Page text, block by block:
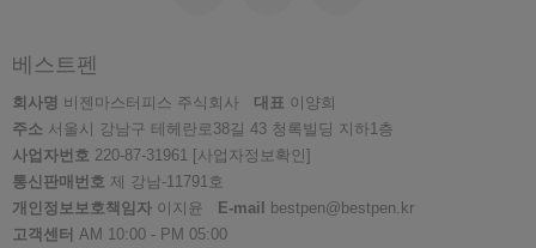
베스트펜
회사명 비젠마스터피스 주식회사 대표 이양희
주소 서울시 강남구 테헤란로38길 43 청록빌딩 지하1층
사업자번호 220-87-31961
[사업자정보확인]
통신판매번호 제 강남-11791호
개인정보보호책임자 이지윤 E-mail
bestpen@bestpen.kr
고객센터 AM 10:00 - PM 05:00